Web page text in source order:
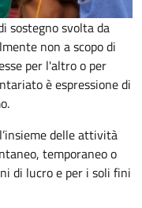
sostegno svolta da
non a scopo di
per l'altro o per
è espressione di
delle attività
temporaneo o
di lucro e per i soli fini